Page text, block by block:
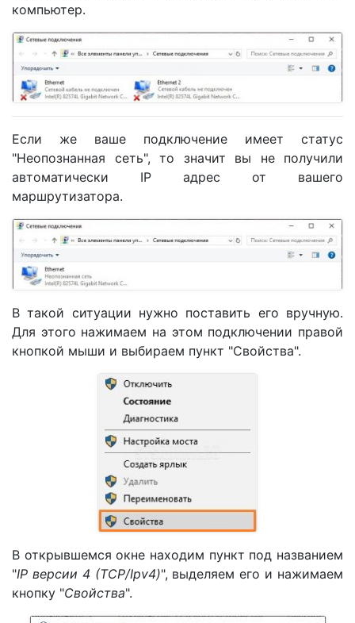
компьютер.
Если же ваше подключение имеет статус
"Неопознанная сеть", то значит вы не получили
автоматически IP адрес от вашего
маршрутизатора.
В такой ситуации нужно поставить его вручную.
Для этого нажимаем на этом подключении правой
кнопкой мыши и выбираем пункт "Свойства".
В открывшемся окне находим пункт под названием
"IP версии 4 (TCP/Ipv4)", выделяем его и нажимаем
кнопку "Свойства".